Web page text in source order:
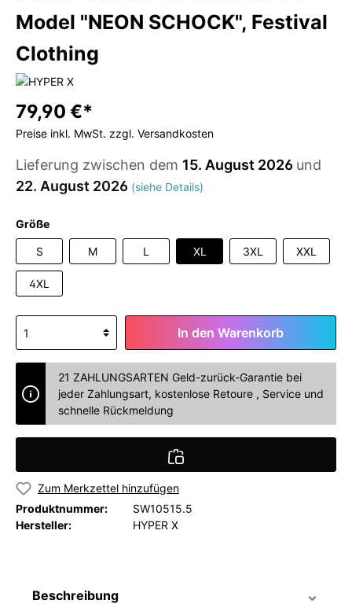
Model "NEON SCHOCK", Festival
Clothing
79,90 €*
Preise inkl. MwSt. zzgl. Versandkosten
Lieferung zwischen dem 15. August 2026 und
22. August 2026 (siehe Details)
Größe
S M L XL 3XL XXL
4XL
In den Warenkorb
21 ZAHLUNGSARTEN Geld-zurück-Garantie bei
jeder Zahlungsart, kostenlose Retoure , Service und
schnelle Rückmeldung
Zum Merkzettel hinzufügen
Produktnummer:
SW10515.5
Hersteller:
HYPER X
Beschreibung